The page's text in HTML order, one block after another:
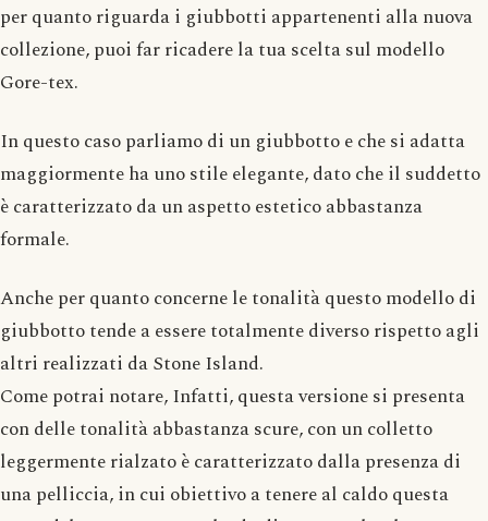
per quanto riguarda i giubbotti appartenenti alla nuova
collezione, puoi far ricadere la tua scelta sul modello
Gore-tex.
In questo caso parliamo di un giubbotto e che si adatta
maggiormente ha uno stile elegante, dato che il suddetto
è caratterizzato da un aspetto estetico abbastanza
formale.
Anche per quanto concerne le tonalità questo modello di
giubbotto tende a essere totalmente diverso rispetto agli
altri realizzati da Stone Island.
Come potrai notare, Infatti, questa versione si presenta
con delle tonalità abbastanza scure, con un colletto
leggermente rialzato è caratterizzato dalla presenza di
una pelliccia, in cui obiettivo a tenere al caldo questa